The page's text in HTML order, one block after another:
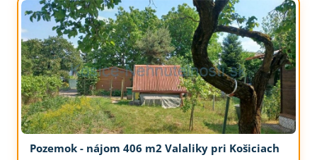
Pozemok - nájom 406 m2 Valaliky pri Košiciach